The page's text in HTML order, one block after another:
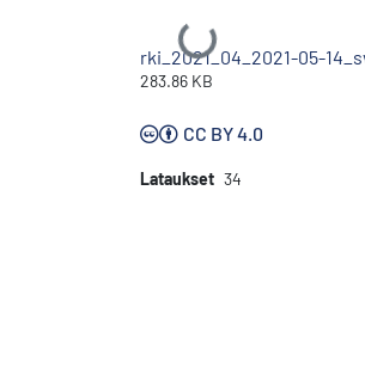
Ladataan...
rki_2021_04_2021-05-
283.86 KB
CC BY 4.0
Lataukset 34